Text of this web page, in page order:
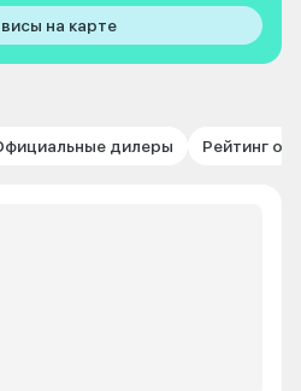
на карте
дилеры Рейтинг